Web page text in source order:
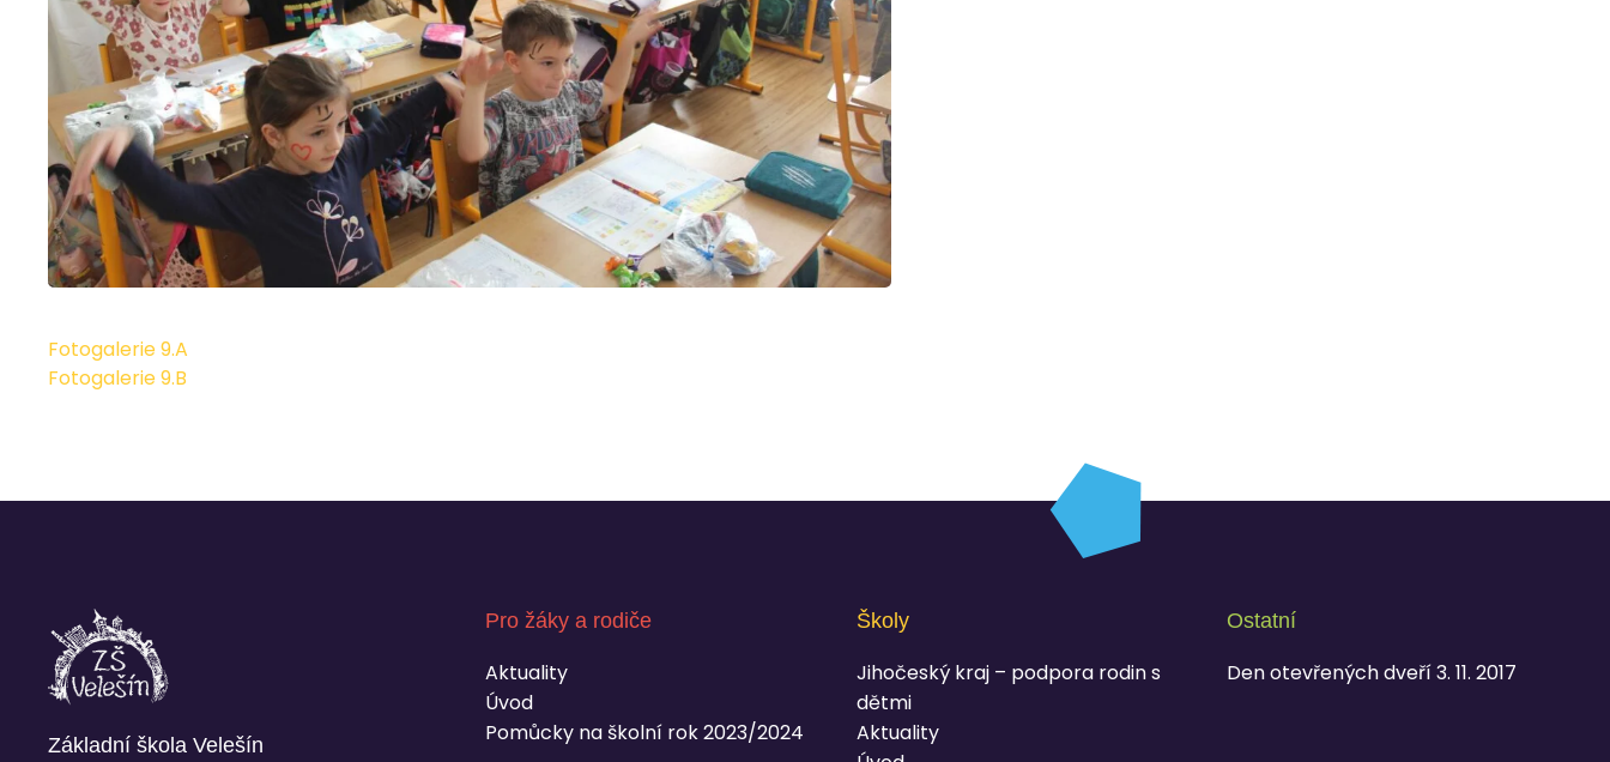
Fotogalerie 9.A
Fotogalerie 9.B
Základní škola Velešín
Pro žáky a rodiče
Aktuality
Úvod
Pomůcky na školní rok 2023/2024
Školy
Jihočeský kraj – podpora rodin s
dětmi
Aktuality
Ostatní
Den otevřených dveří 3. 11. 2017